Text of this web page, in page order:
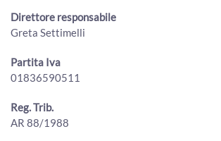
00:27:14 - Domenica, 05 Aprile 2020
ArezzoTv
ArezzoTv
Direttore responsabile
Greta Settimelli
Partita Iva
01836590511
Reg. Trib.
AR 88/1988